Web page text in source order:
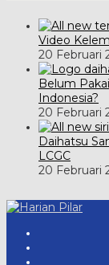
Video
20 Februari
Belum
Indonesia?
20 Februari
Daihatsu
LCGC
20 Februari